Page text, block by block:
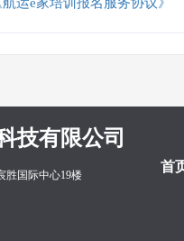
技有限公司
首
胜国际中心19楼